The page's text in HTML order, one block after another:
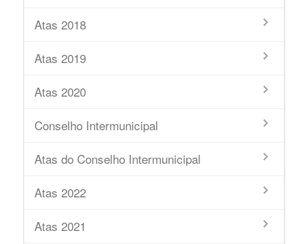
Atas 2018
Atas 2019
Atas 2020
Conselho Intermunicipal
Atas do Conselho Intermunicipal
Atas 2022
Atas 2021